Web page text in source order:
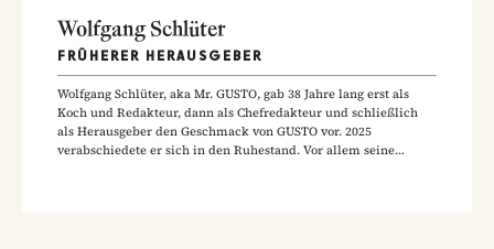
Wolfgang Schlüter
FRÜHERER HERAUSGEBER
Wolfgang Schlüter, aka Mr. GUSTO, gab 38 Jahre lang erst als
Koch und Redakteur, dann als Chefredakteur und schließlich
als Herausgeber den Geschmack von GUSTO vor. 2025
verabschiedete er sich in den Ruhestand. Vor allem seine